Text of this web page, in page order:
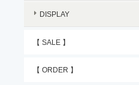
DISPLAY
【 SALE 】
【 ORDER 】